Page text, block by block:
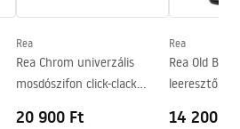
Nem
Rea
Rea Chrom univerzális
mosdószifon click-clack
20 900 Ft
Rea
Rea Old
leeresztő
14 200 Ft